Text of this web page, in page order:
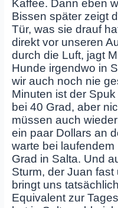
Kaffee. Dann eben
Bissen später zeigt
Tür, was sie drauf
direkt vor unseren
durch die Luft, jagt
Hunde irgendwo in
wir auch noch nie
Minuten ist der
bei 40 Grad, aber
müssen auch
ein paar Dollars an
warte bei laufendem
Grad in Salta. Und
Sturm, der Juan fast
bringt uns
Equivalent zur